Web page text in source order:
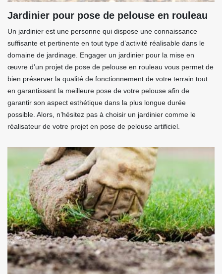
Jardinier pour pose de pelouse en rouleau
Un jardinier est une personne qui dispose une connaissance
suffisante et pertinente en tout type d’activité réalisable dans le
domaine de jardinage. Engager un jardinier pour la mise en
œuvre d’un projet de pose de pelouse en rouleau vous permet de
bien préserver la qualité de fonctionnement de votre terrain tout
en garantissant la meilleure pose de votre pelouse afin de
garantir son aspect esthétique dans la plus longue durée
possible. Alors, n’hésitez pas à choisir un jardinier comme le
réalisateur de votre projet en pose de pelouse artificiel.